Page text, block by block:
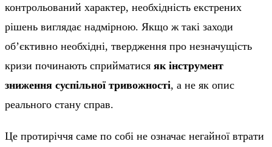
контрольований характер, необхідність екстрених
рішень виглядає надмірною. Якщо ж такі заходи
об’єктивно необхідні, твердження про незначущість
кризи починають сприйматися як інструмент
зниження суспільної тривожності, а не як опис
реального стану справ.
Це протиріччя саме по собі не означає негайної втрати